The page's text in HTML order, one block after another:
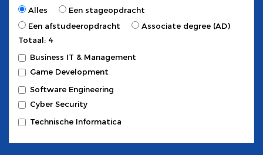
Alles
Een stageopdracht
Een afstudeeropdracht
Associate degree (AD)
Totaal: 4
Business IT & Management
Game Development
Software Engineering
Cyber Security
Technische Informatica